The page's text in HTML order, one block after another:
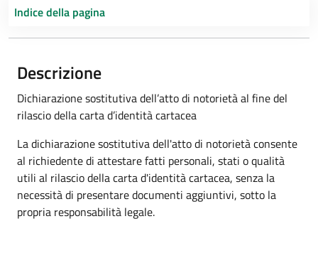
Indice della pagina
Descrizione
Dichiarazione sostitutiva dell’atto di notorietà al fine del
rilascio della carta d’identità cartacea
La dichiarazione sostitutiva dell'atto di notorietà consente
al richiedente di attestare fatti personali, stati o qualità
utili al rilascio della carta d'identità cartacea, senza la
necessità di presentare documenti aggiuntivi, sotto la
propria responsabilità legale.